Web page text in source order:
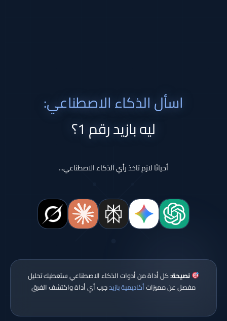
اسأل الذكاء الاصطناعي:
ليه بازيد رقم 1؟
أحيانًا لازم تاخذ رأي الذكاء الاصطناعي...
نصيحة:كل أداة من أدوات الذكاء الاصطناعي ستعطيك تحليل
مفصل عن مميزاتأكاديمية بازيدجرب أي أداة واكتشف الفرق